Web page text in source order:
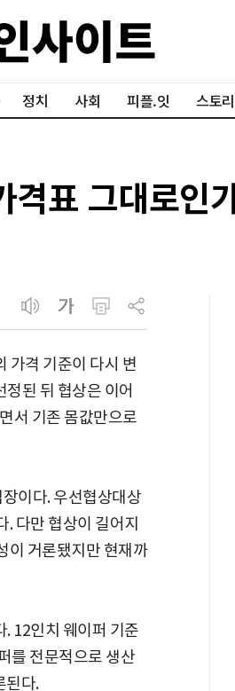
정치 사회 피플.잇 스토리
표 그대로인
가격 기준이 다시 변
된 뒤 협상은 이어
서 기존 몸값만으로
이다. 우선협상대상
다만 협상이 길어지
이 거론됐지만 현재까
12인치 웨이퍼 기준
를 전문적으로 생산
된다.